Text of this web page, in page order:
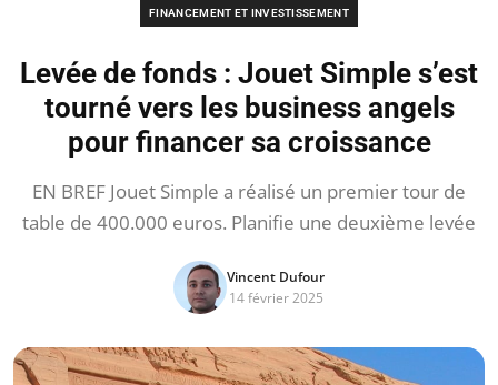
FINANCEMENT ET INVESTISSEMENT
Levée de fonds : Jouet Simple s’est
tourné vers les business angels
pour financer sa croissance
EN BREF Jouet Simple a réalisé un premier tour de
table de 400.000 euros. Planifie une deuxième levée
Vincent Dufour
14 février 2025